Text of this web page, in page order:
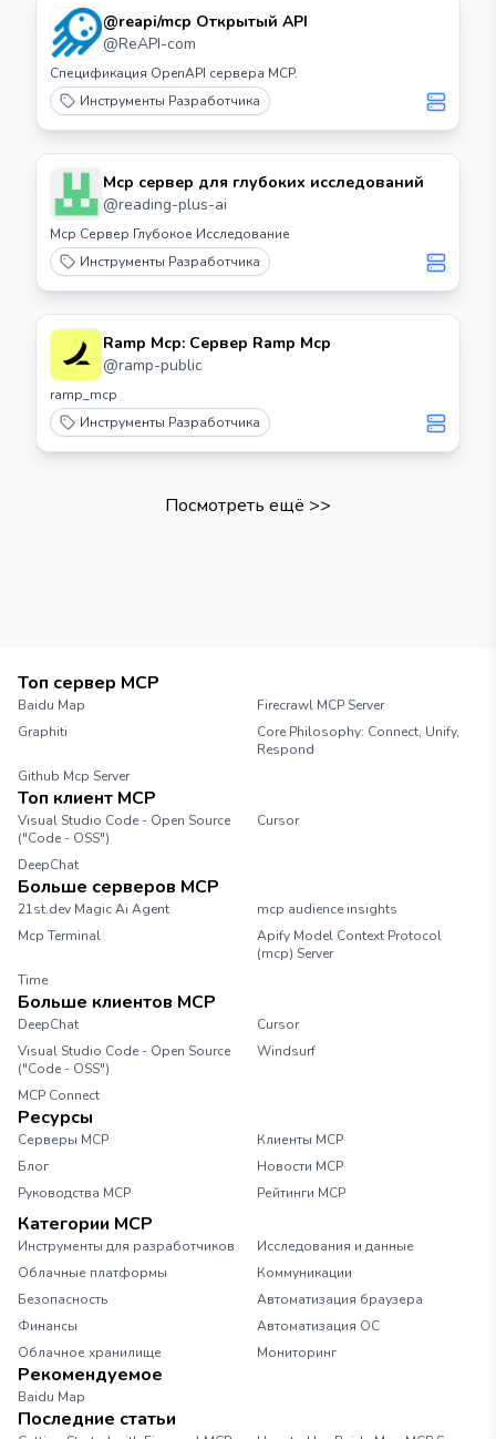
@reapi/mcp Открытый API
@ReAPI-com
Спецификация OpenAPI сервера MCP.
Инструменты Разработчика
Mcp сервер для глубоких исследований
@reading-plus-ai
Mcp Сервер Глубокое Исследование
Инструменты Разработчика
Ramp Mcp: Сервер Ramp Mcp
@ramp-public
ramp_mcp
Инструменты Разработчика
Посмотреть ещё >>
Топ сервер MCP
Baidu Map
Firecrawl MCP Server
Graphiti
Core Philosophy: Connect, Unify,
Respond
Github Mcp Server
Топ клиент MCP
Visual Studio Code - Open Source
("Code - OSS")
Cursor
DeepChat
Больше серверов MCP
21st.dev Magic Ai Agent
mcp audience insights
Mcp Terminal
Apify Model Context Protocol
(mcp) Server
Time
Больше клиентов MCP
DeepChat
Cursor
Visual Studio Code - Open Source
("Code - OSS")
Windsurf
MCP Connect
Ресурсы
Серверы MCP
Клиенты MCP
Блог
Новости MCP
Руководства MCP
Рейтинги MCP
Категории MCP
Инструменты для разработчиков
Исследования и данные
Облачные платформы
Коммуникации
Безопасность
Автоматизация браузера
Финансы
Автоматизация ОС
Облачное хранилище
Мониторинг
Рекомендуемое
Baidu Map
Последние статьи